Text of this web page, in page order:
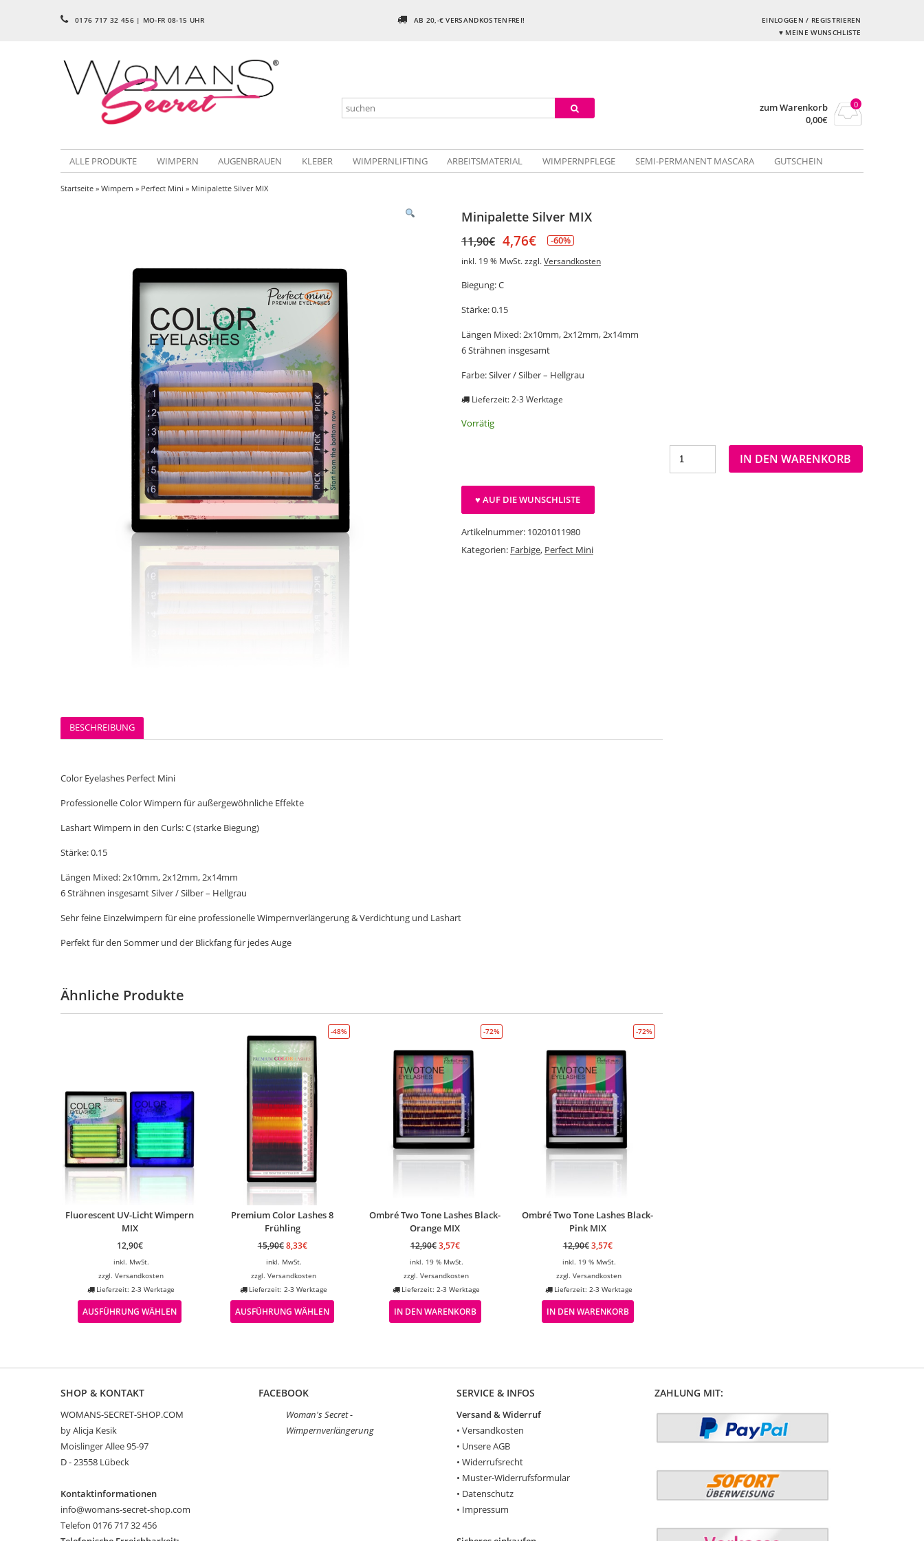
0176 717 32 456 | MO-FR 08-15 UHR AB 20,-€ VERSANDKOSTENFREI!
EINLOGGEN / REGISTRIEREN
♥ MEINE WUNSCHLISTE
zum Warenkorb
0,00€
0
ALLE PRODUKTE WIMPERN AUGENBRAUEN KLEBER WIMPERNLIFTING ARBEITSMATERIAL WIMPERNPFLEGE SEMI-PERMANENT MASCARA GUTSCHEIN
Startseite » Wimpern » Perfect Mini » Minipalette Silver MIX
Minipalette Silver MIX
11,90€ 4,76€ -60%
inkl. 19 % MwSt.zzgl.Versandkosten
Biegung: C
Stärke: 0.15
Längen Mixed: 2x10mm, 2x12mm, 2x14mm
6 Strähnen insgesamt
Farbe: Silver / Silber – Hellgrau
Lieferzeit: 2-3 Werktage
Vorrätig
IN DEN WARENKORB
♥ AUF DIE WUNSCHLISTE
Artikelnummer: 10201011980
Kategorien: Farbige, Perfect Mini
BESCHREIBUNG
Color Eyelashes Perfect Mini
Professionelle Color Wimpern für außergewöhnliche Effekte
Lashart Wimpern in den Curls: C (starke Biegung)
Stärke: 0.15
Längen Mixed: 2x10mm, 2x12mm, 2x14mm
6 Strähnen insgesamt Silver / Silber – Hellgrau
Sehr feine Einzelwimpern für eine professionelle Wimpernverlängerung & Verdichtung und Lashart
Perfekt für den Sommer und der Blickfang für jedes Auge
Ähnliche Produkte
Fluorescent UV-Licht Wimpern
MIX
12,90€
inkl. MwSt.
zzgl.Versandkosten
Lieferzeit: 2-3 Werktage
AUSFÜHRUNG WÄHLEN
-48%
Premium Color Lashes 8
Frühling
15,90€ 8,33€
inkl. MwSt.
zzgl.Versandkosten
Lieferzeit: 2-3 Werktage
AUSFÜHRUNG WÄHLEN
-72%
Ombré Two Tone Lashes Black-
Orange MIX
12,90€ 3,57€
inkl. 19 % MwSt.
zzgl.Versandkosten
Lieferzeit: 2-3 Werktage
IN DEN WARENKORB
-72%
Ombré Two Tone Lashes Black-
Pink MIX
12,90€ 3,57€
inkl. 19 % MwSt.
zzgl.Versandkosten
Lieferzeit: 2-3 Werktage
IN DEN WARENKORB
SHOP & KONTAKT
WOMANS-SECRET-SHOP.COM
by Alicja Kesik
Moislinger Allee 95-97
D - 23558 Lübeck
Kontaktinformationen
info@womans-secret-shop.com
Telefon 0176 717 32 456
FACEBOOK
Woman's Secret -
Wimpernverlängerung
SERVICE & INFOS
Versand & Widerruf
• Versandkosten
• Unsere AGB
• Widerrufsrecht
• Muster-Widerrufsformular
• Datenschutz
• Impressum
ZAHLUNG MIT: